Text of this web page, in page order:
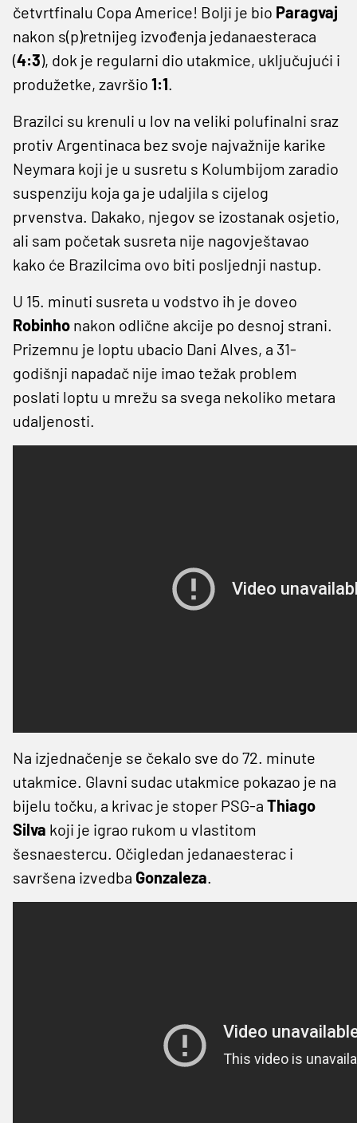
četvrtfinalu Copa Americe! Bolji je bio Paragvaj
nakon s(p)retnijeg izvođenja jedanaesteraca
(4:3), dok je regularni dio utakmice, uključujući i
produžetke, završio 1:1.
Brazilci su krenuli u lov na veliki polufinalni sraz
protiv Argentinaca bez svoje najvažnije karike
Neymara koji je u susretu s Kolumbijom zaradio
suspenziju koja ga je udaljila s cijelog
prvenstva. Dakako, njegov se izostanak osjetio,
ali sam početak susreta nije nagovještavao
kako će Brazilcima ovo biti posljednji nastup.
U 15. minuti susreta u vodstvo ih je doveo
Robinho nakon odlične akcije po desnoj strani.
Prizemnu je loptu ubacio Dani Alves, a 31-
godišnji napadač nije imao težak problem
poslati loptu u mrežu sa svega nekoliko metara
udaljenosti.
Na izjednačenje se čekalo sve do 72. minute
utakmice. Glavni sudac utakmice pokazao je na
bijelu točku, a krivac je stoper PSG-a Thiago
Silva koji je igrao rukom u vlastitom
šesnaestercu. Očigledan jedanaesterac i
savršena izvedba Gonzaleza.